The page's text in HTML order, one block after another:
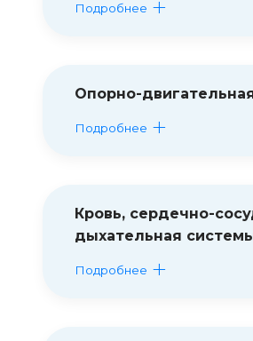
Подробнее
Опорно-
Подробнее
Кровь, сердечно-
дыхательная
Подробнее